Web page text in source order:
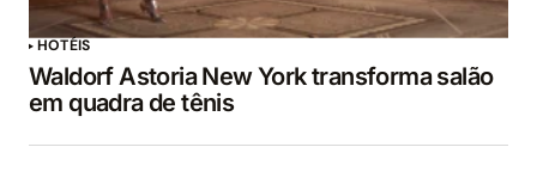
HOTÉIS
Waldorf Astoria New York transforma salão
em quadra de tênis